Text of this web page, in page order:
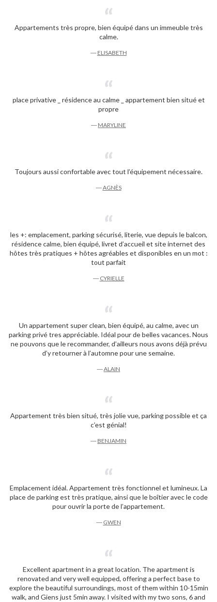
Appartements très propre, bien équipé dans un immeuble très
calme.
― ELISABETH
place privative _ résidence au calme _ appartement bien situé et
propre
― MARYLINE
Toujours aussi confortable avec tout l’équipement nécessaire.
―AGNÈS
les +: emplacement, parking sécurisé, literie, vue depuis le balcon,
résidence calme, bien équipé, livret d’accueil et site internet des
hôtes très pratiques + hôtes agréables et disponibles en un mot :
tout parfait
― CYRIELLE
Un appartement super clean, bien équipé, au calme, avec un
parking privé tres appréciable. Idéal pour de belles vacances. Nous
ne pouvons que le recommander, d’ailleurs nous avons déjà prévu
d’y retourner à l’automne pour une semaine.
―ALAIN
Appartement très bien situé, très jolie vue, parking possible et ça
c’est génial!
― BENJAMIN
Emplacement idéal. Appartement très fonctionnel et lumineux. La
place de parking est très pratique, ainsi que le boîtier avec le code
pour ouvrir la porte de l’appartement.
― GWEN
Excellent apartment in a great location. The apartment is
renovated and very well equipped, offering a perfect base to
explore the beautiful surroundings, most of them within 10-15min
walk, and Giens just 5min away. I visited with my two sons, 6 and